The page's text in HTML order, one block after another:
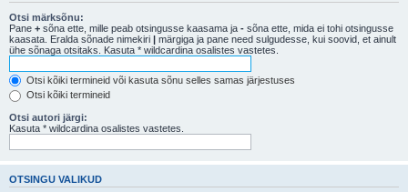
Otsi märksõnu:
Pane + sõna ette, mille peab otsingusse kaasama ja - sõna ette, mida ei tohi otsingusse
kaasata. Eralda sõnade nimekiri | märgiga ja pane need sulgudesse, kui soovid, et ainult
ühe sõnaga otsitaks. Kasuta * wildcardina osalistes vastetes.
Otsi kõiki termineid või kasuta sõnu selles samas järjestuses
Otsi kõiki termineid
Otsi autori järgi:
Kasuta * wildcardina osalistes vastetes.
OTSINGU VALIKUD